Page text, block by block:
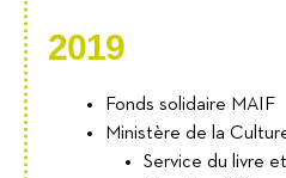
2019
Fonds solidaire MAIF
Ministère de la
Service du livre